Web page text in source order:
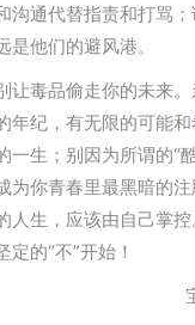
沟通代替指责和打骂
他们的避风港。
让毒品偷走你的未来
年纪，有无限的可能
一生；别因为所谓的“
为你青春里最黑暗的
人生，应该由自己掌
的“不”开始！